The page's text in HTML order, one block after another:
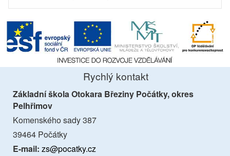
Rychlý kontakt
Základní škola Otokara Březiny Počátky, okres
Pelhřimov
Komenského sady 387
39464 Počátky
E-mail: zs@pocatky.cz